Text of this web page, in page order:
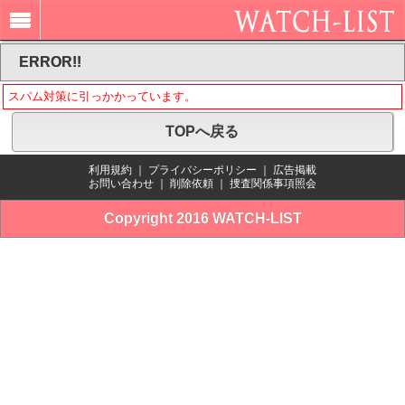
ERROR!!
スパム対策に引っかかっています。
TOPへ戻る
利用規約 プライバシーポリシー
広告掲載
お問い合わせ
削除依頼 捜査関係事項照会
Copyright 2016 WATCH-LIST